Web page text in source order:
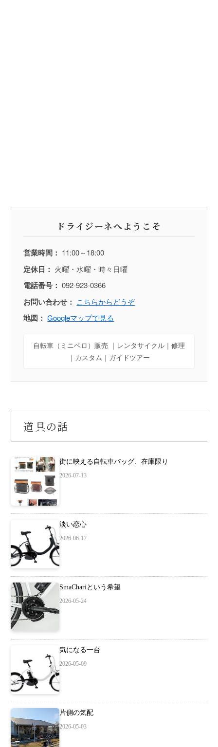
ドライジーネへようこそ
営業時間： 11:00～18:00
定休日： 火曜・水曜・時々日曜
電話番号： 092-923-0366
お問い合わせ： こちらからどうぞ
地図： Googleマップで見る
自転車（ミニベロ）販売 ｜レンタサイクル｜修理
｜カスタム｜ガイドツアー
道具の話
街に映える自転車バッグ、在庫限り
2026-07-13
淡い恋心
2026-06-17
SmaChariという希望
2026-05-24
気になる一台
2026-05-09
片側の気配
2026-05-03